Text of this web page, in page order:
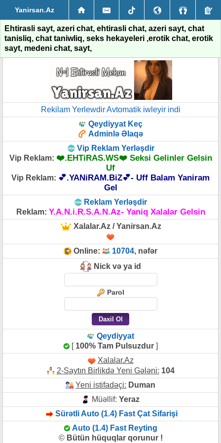
Yanirsan.Az
Ehtirasli sayt, azeri chat, ehtirasli chat, azeri sayt, chat
tanisliq, chat taniwliq, seks hekayeleri ,erotik chat, erotik
sayt, medeni chat, sayt,
Rekilam Yerlewdir Avtomatik iwleyir indi
Qeydiyyat Keç
Adminlə Əlaqə
Vip Reklam Yerləşdir
Vip Reklam: ❤️.EHTiRAS.WS❤️ Seksi Gelinler Gelsin
Uf
Vip Reklam: 💕.YANiRAM.BiZ💕- Uff Balam Yaniram
Gel
Reklam Yerləşdir
Reklam: Y.A.N.i.R.S.A.N.Az- Yaniq Xalalar Gelsin
Xalalar.Az / Yanirsan.Az
Online: 10704, nəfər
Nick və ya id
Parol
Qeydiyyat
[ 100% Tam Pulsuzdur ]
Xalalar.Az
2-Saytın Birlikdə Yeni Gələni: 104
Yeni istifadəçi: Duman
Müəllif: Yeraz
Sürətli Auto (1.4) Fast Çat Sifarişi
Auto (1.4) Fast Reyting
© Bütün hüquqlar qorunur !